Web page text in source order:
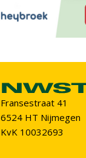
Fransestraat 41
6524 HT Nijmegen
KvK 10032693